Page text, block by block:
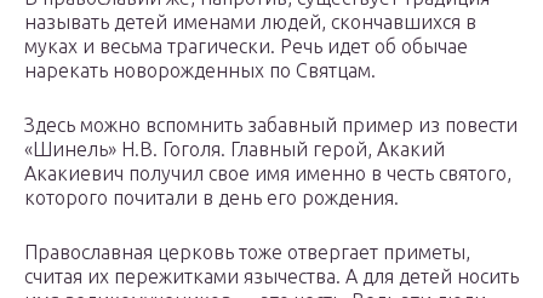
называть детей именами людей, скончавшихся в
муках и весьма трагически. Речь идет об обычае
нарекать новорожденных по Святцам.
Здесь можно вспомнить забавный пример из повести
«Шинель» Н.В. Гоголя. Главный герой, Акакий
Акакиевич получил свое имя именно в честь святого,
которого почитали в день его рождения.
Православная церковь тоже отвергает приметы,
считая их пережитками язычества. А для детей носить